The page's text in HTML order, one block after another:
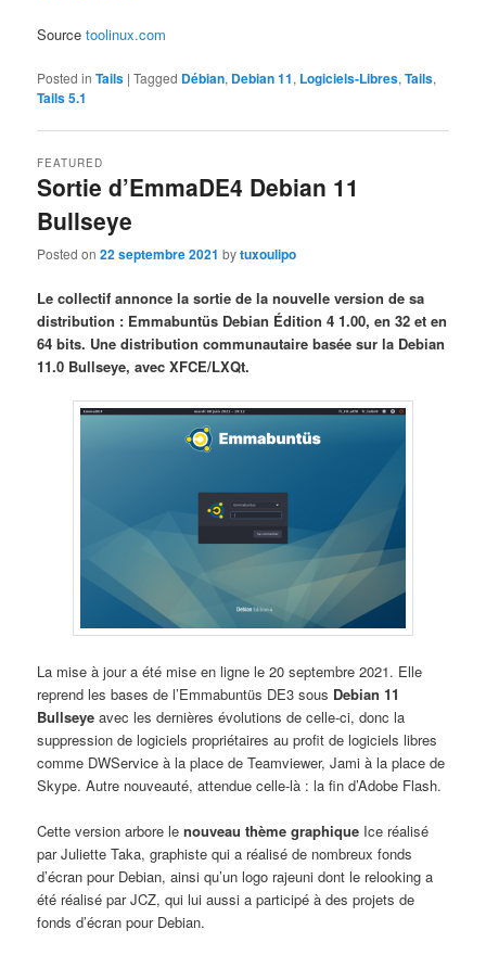
Sourcetoolinux.com
Posted in Tails |Tagged Débian, Debian 11, Logiciels-Libres,Tails,
Tails 5.1
Sortie d’EmmaDE4 Debian 11
Bullseye
FEATURED
Posted on22 septembre 2021 bytuxoulipo
Le collectif annonce la sortie de la nouvelle version de sa
distribution : Emmabuntüs Debian Édition 4 1.00, en 32 et en
64 bits. Une distribution communautaire basée sur la Debian
11.0 Bullseye, avec XFCE/LXQt.
La mise à jour a été mise en ligne le 20 septembre 2021. Elle
reprend les bases de l’Emmabuntüs DE3 sous Debian 11
Bullseye avec les dernières évolutions de celle-ci, donc la
suppression de logiciels propriétaires au profit de logiciels libres
comme DWService à la place de Teamviewer, Jami à la place de
Skype. Autre nouveauté, attendue celle-là : la fin d’Adobe Flash.
Cette version arbore lenouveau thème graphique Ice réalisé
par Juliette Taka, graphiste qui a réalisé de nombreux fonds
d’écran pour Debian, ainsi qu’un logo rajeuni dont le relooking a
été réalisé par JCZ, qui lui aussi a participé à des projets de
fonds d’écran pour Debian.